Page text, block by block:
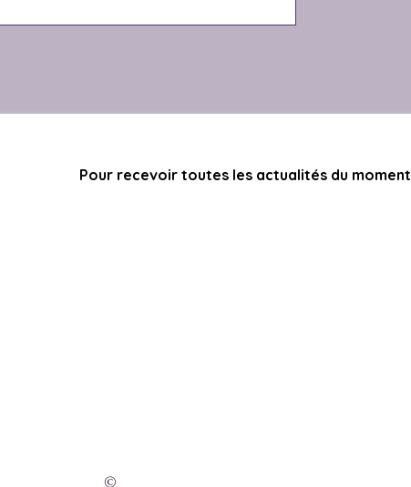
Pour recevoir toutes les actualités du moment
©